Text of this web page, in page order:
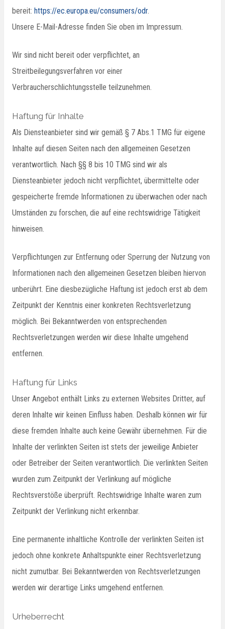
bereit: https://ec.europa.eu/consumers/odr.
Unsere E-Mail-Adresse finden Sie oben im Impressum.
Wir sind nicht bereit oder verpflichtet, an
Streitbeilegungsverfahren vor einer
Verbraucherschlichtungsstelle teilzunehmen.
Haftung für Inhalte
Als Diensteanbieter sind wir gemäß § 7 Abs.1 TMG für eigene
Inhalte auf diesen Seiten nach den allgemeinen Gesetzen
verantwortlich. Nach §§ 8 bis 10 TMG sind wir als
Diensteanbieter jedoch nicht verpflichtet, übermittelte oder
gespeicherte fremde Informationen zu überwachen oder nach
Umständen zu forschen, die auf eine rechtswidrige Tätigkeit
hinweisen.
Verpflichtungen zur Entfernung oder Sperrung der Nutzung von
Informationen nach den allgemeinen Gesetzen bleiben hiervon
unberührt. Eine diesbezügliche Haftung ist jedoch erst ab dem
Zeitpunkt der Kenntnis einer konkreten Rechtsverletzung
möglich. Bei Bekanntwerden von entsprechenden
Rechtsverletzungen werden wir diese Inhalte umgehend
entfernen.
Haftung für Links
Unser Angebot enthält Links zu externen Websites Dritter, auf
deren Inhalte wir keinen Einfluss haben. Deshalb können wir für
diese fremden Inhalte auch keine Gewähr übernehmen. Für die
Inhalte der verlinkten Seiten ist stets der jeweilige Anbieter
oder Betreiber der Seiten verantwortlich. Die verlinkten Seiten
wurden zum Zeitpunkt der Verlinkung auf mögliche
Rechtsverstöße überprüft. Rechtswidrige Inhalte waren zum
Zeitpunkt der Verlinkung nicht erkennbar.
Eine permanente inhaltliche Kontrolle der verlinkten Seiten ist
jedoch ohne konkrete Anhaltspunkte einer Rechtsverletzung
nicht zumutbar. Bei Bekanntwerden von Rechtsverletzungen
werden wir derartige Links umgehend entfernen.
Urheberrecht